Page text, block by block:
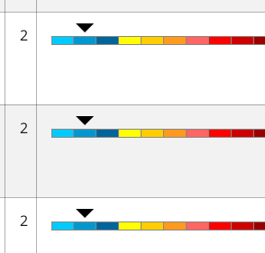
2
2
2